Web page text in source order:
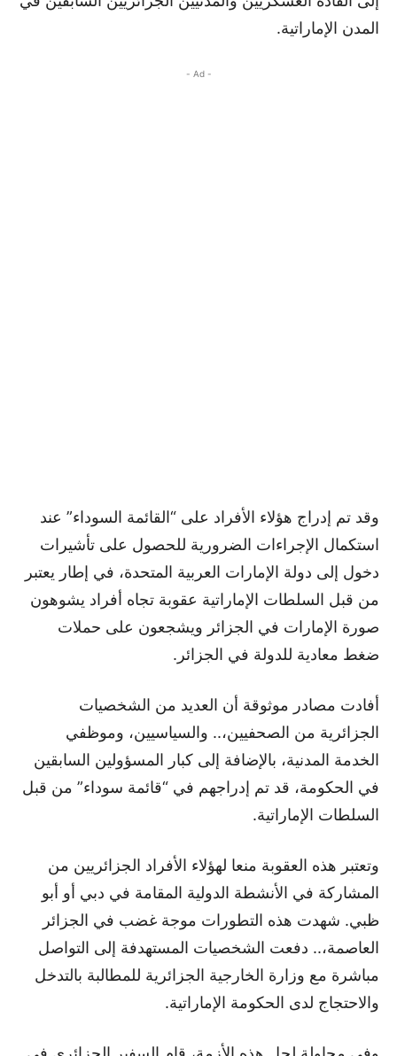
المدن الإماراتية.
- Ad -
وقد تم إدراج هؤلاء الأفراد على “القائمة السوداء” عند
استكمال الإجراءات الضرورية للحصول على تأشيرات
دخول إلى دولة الإمارات العربية المتحدة، في إطار يعتبر
من قبل السلطات الإماراتية عقوبة تجاه أفراد يشوهون
صورة الإمارات في الجزائر ويشجعون على حملات
ضغط معادية للدولة في الجزائر.
أفادت مصادر موثوقة أن العديد من الشخصيات
الجزائرية من الصحفيين،.. والسياسيين، وموظفي
الخدمة المدنية، بالإضافة إلى كبار المسؤولين السابقين
في الحكومة، قد تم إدراجهم في “قائمة سوداء” من قبل
السلطات الإماراتية.
وتعتبر هذه العقوبة منعا لهؤلاء الأفراد الجزائريين من
المشاركة في الأنشطة الدولية المقامة في دبي أو أبو
ظبي. شهدت هذه التطورات موجة غضب في الجزائر
العاصمة،.. دفعت الشخصيات المستهدفة إلى التواصل
مباشرة مع وزارة الخارجية الجزائرية للمطالبة بالتدخل
والاحتجاج لدى الحكومة الإماراتية.